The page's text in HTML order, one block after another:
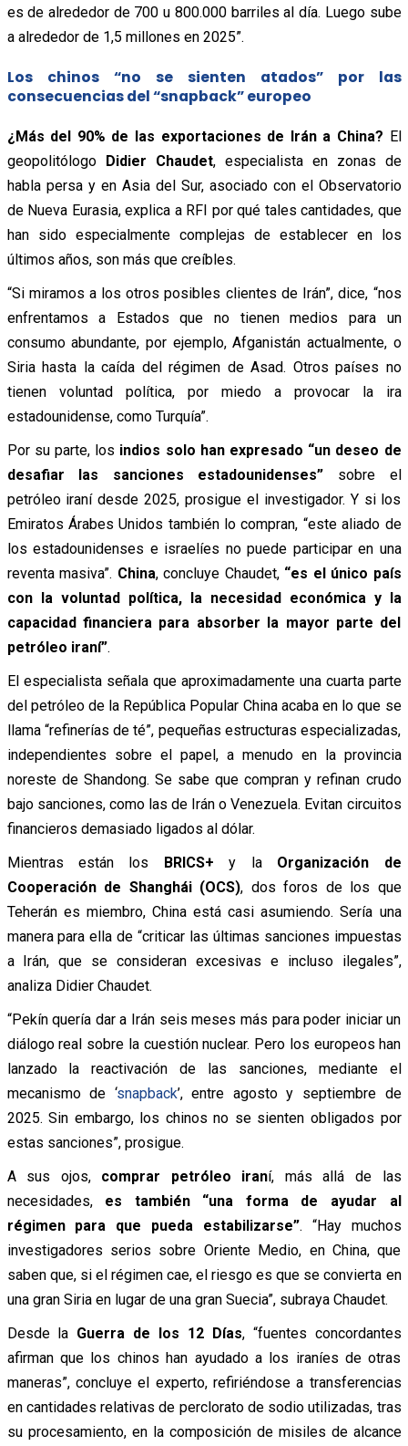
es de alrededor de 700 u 800.000 barriles al día. Luego sube
a alrededor de 1,5 millones en 2025”.
Los chinos “no se sienten atados” por las
consecuencias del “snapback” europeo
¿Más del 90% de las exportaciones de Irán a China? El
geopolitólogo Didier Chaudet, especialista en zonas de
habla persa y en Asia del Sur, asociado con el Observatorio
de Nueva Eurasia, explica a RFI por qué tales cantidades, que
han sido especialmente complejas de establecer en los
últimos años, son más que creíbles.
“Si miramos a los otros posibles clientes de Irán”, dice, “nos
enfrentamos a Estados que no tienen medios para un
consumo abundante, por ejemplo, Afganistán actualmente, o
Siria hasta la caída del régimen de Asad. Otros países no
tienen voluntad política, por miedo a provocar la ira
estadounidense, como Turquía”.
Por su parte, los indios solo han expresado “un deseo de
desafiar las sanciones estadounidenses” sobre el
petróleo iraní desde 2025, prosigue el investigador. Y si los
Emiratos Árabes Unidos también lo compran, “este aliado de
los estadounidenses e israelíes no puede participar en una
reventa masiva”. China, concluye Chaudet, “es el único país
con la voluntad política, la necesidad económica y la
capacidad financiera para absorber la mayor parte del
petróleo iraní”.
El especialista señala que aproximadamente una cuarta parte
del petróleo de la República Popular China acaba en lo que se
llama “refinerías de té”, pequeñas estructuras especializadas,
independientes sobre el papel, a menudo en la provincia
noreste de Shandong. Se sabe que compran y refinan crudo
bajo sanciones, como las de Irán o Venezuela. Evitan circuitos
financieros demasiado ligados al dólar.
Mientras están los BRICS+ y laOrganización de
Cooperación de Shanghái (OCS), dos foros de los que
Teherán es miembro, China está casi asumiendo. Sería una
manera para ella de “criticar las últimas sanciones impuestas
a Irán, que se consideran excesivas e incluso ilegales”,
analiza Didier Chaudet.
“Pekín quería dar a Irán seis meses más para poder iniciar un
diálogo real sobre la cuestión nuclear. Pero los europeos han
lanzado la reactivación de las sanciones, mediante el
mecanismo de ‘snapback’, entre agosto y septiembre de
2025. Sin embargo, los chinos no se sienten obligados por
estas sanciones”, prosigue.
A sus ojos,comprar petróleo iraní, más allá de las
necesidades, es también “una forma de ayudar al
régimen para que pueda estabilizarse”. “Hay muchos
investigadores serios sobre Oriente Medio, en China, que
saben que, si el régimen cae, el riesgo es que se convierta en
una gran Siria en lugar de una gran Suecia”, subraya Chaudet.
Desde la Guerra de los 12 Días, “fuentes concordantes
afirman que los chinos han ayudado a los iraníes de otras
maneras”, concluye el experto, refiriéndose a transferencias
en cantidades relativas de perclorato de sodio utilizadas, tras
su procesamiento, en la composición de misiles de alcance